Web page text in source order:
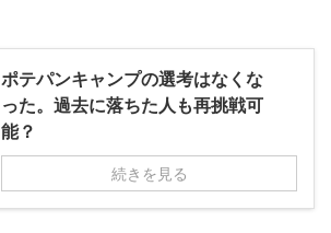
ポテパンキャンプの選考はなくな
った。過去に落ちた人も再挑戦可
能？
続きを見る